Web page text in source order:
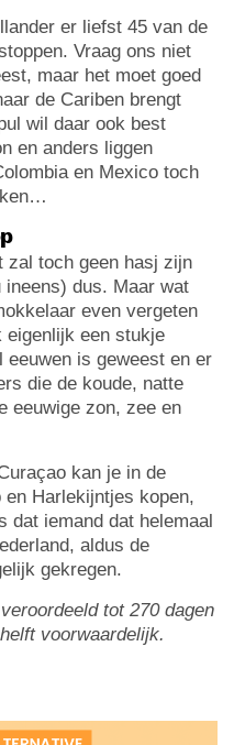
er liefst 45 van de
Vraag ons niet
maar het moet goed
de Cariben brengt
wil daar ook best
en anders liggen
en Mexico toch
zal toch geen hasj zijn
dus. Maar wat
even vergeten
eigenlijk een stukje
eeuwen is geweest en er
die de koude, natte
eeuwige zon, zee en
kan je in de
Harlekijntjes kopen,
dat iemand dat helemaal
aldus de
gekregen.
tot 270 dagen
voorwaardelijk.